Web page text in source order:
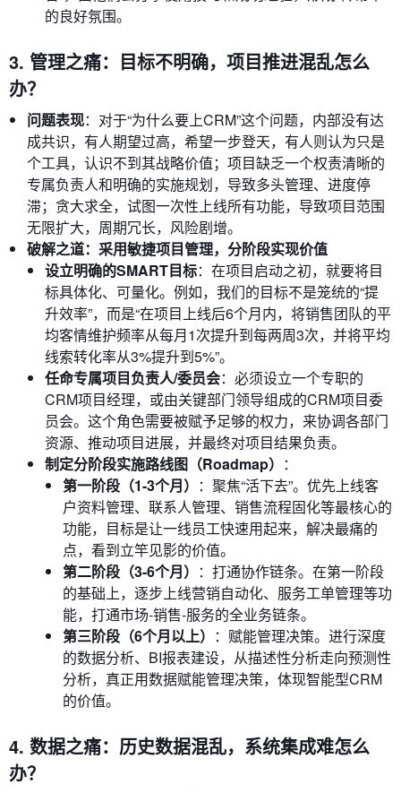
的良好氛围。
3. 管理之痛：目标不明确，项目推进混乱怎么
办？
问题表现：对于“为什么要上CRM”这个问题，内部没有达
成共识，有人期望过高，希望一步登天，有人则认为只是
个工具，认识不到其战略价值；项目缺乏一个权责清晰的
专属负责人和明确的实施规划，导致多头管理、进度停
滞；贪大求全，试图一次性上线所有功能，导致项目范围
无限扩大，周期冗长，风险剧增。
破解之道：采用敏捷项目管理，分阶段实现价值
设立明确的SMART目标：在项目启动之初，就要将目
标具体化、可量化。例如，我们的目标不是笼统的“提
升效率”，而是“在项目上线后6个月内，将销售团队的平
均客情维护频率从每月1次提升到每两周3次，并将平均
线索转化率从3%提升到5%”。
任命专属项目负责人/委员会：必须设立一个专职的
CRM项目经理，或由关键部门领导组成的CRM项目委
员会。这个角色需要被赋予足够的权力，来协调各部门
资源、推动项目进展，并最终对项目结果负责。
制定分阶段实施路线图（Roadmap） ：
第一阶段（1-3个月） ：聚焦“活下去”。优先上线客
户资料管理、联系人管理、销售流程固化等最核心的
功能，目标是让一线员工快速用起来，解决最痛的
点，看到立竿见影的价值。
第二阶段（3-6个月） ：打通协作链条。在第一阶段
的基础上，逐步上线营销自动化、服务工单管理等功
能，打通市场-销售-服务的全业务链条。
第三阶段（6个月以上） ：赋能管理决策。进行深度
的数据分析、BI报表建设，从描述性分析走向预测性
分析，真正用数据赋能管理决策，体现智能型CRM
的价值。
4. 数据之痛：历史数据混乱，系统集成难怎么
办？